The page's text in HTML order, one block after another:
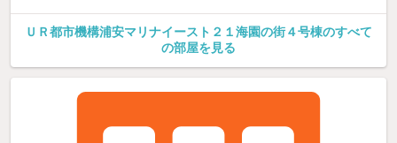
ＵＲ都市機構浦安マリナイースト２１海園の街４号棟のすべて
の部屋を見る